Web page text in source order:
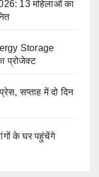
13 महिलाओं का
Storage
प्रोजेक्ट
सप्ताह में दो दिन
के घर पहुंचेंगे